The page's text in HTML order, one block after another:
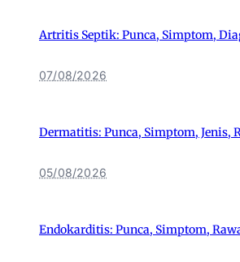
Artritis Septik: Punca, Simptom,
07/08/2026
Dermatitis: Punca, Simptom, Jenis,
05/08/2026
Endokarditis: Punca, Simptom,